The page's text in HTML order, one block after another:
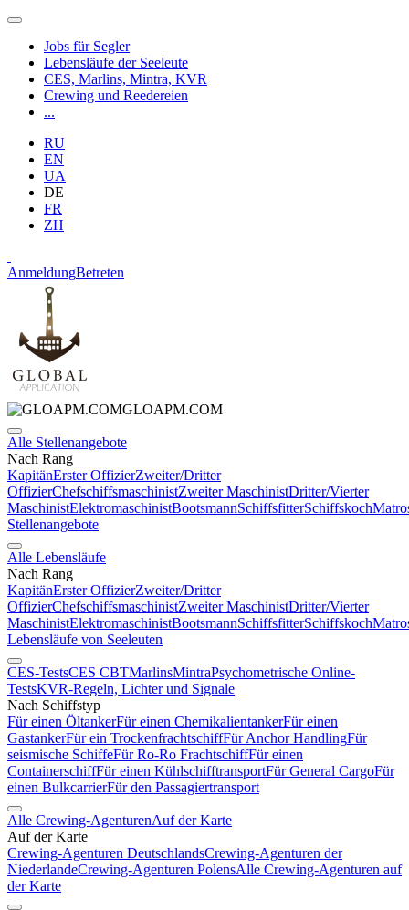
Jobs für Segler
Lebensläufe der Seeleute
CES, Marlins, Mintra, KVR
Crewing und Reedereien
...
RU
EN
UA
DE
FR
ZH
AnmeldungBetreten
GLOAPM.COM
Alle Stellenangebote
Nach Rang
KapitänErster OffizierZweiter/Dritter
OffizierChefschiffsmaschinistZweiter MaschinistDritter/Vierter
MaschinistElektromaschinistBootsmannSchiffsfitterSchiffskoch
Stellenangebote
Alle Lebensläufe
Nach Rang
KapitänErster OffizierZweiter/Dritter
OffizierChefschiffsmaschinistZweiter MaschinistDritter/Vierter
MaschinistElektromaschinistBootsmannSchiffsfitterSchiffskoch
Lebensläufe von Seeleuten
CES-TestsCES CBTMarlinsMintraPsychometrische Online-
TestsKVR-Regeln, Lichter und Signale
Nach Schiffstyp
Für einen ÖltankerFür einen ChemikalientankerFür einen
GastankerFür ein TrockenfrachtschiffFür Anchor HandlingFür
seismische SchiffeFür Ro-Ro FrachtschiffFür einen
ContainerschiffFür einen KühlschifftransportFür General CargoFür
einen BulkcarrierFür den Passagiertransport
Alle Crewing-AgenturenAuf der Karte
Auf der Karte
Crewing-Agenturen DeutschlandsCrewing-Agenturen der
NiederlandeCrewing-Agenturen PolensAlle Crewing-Agenturen auf
der Karte